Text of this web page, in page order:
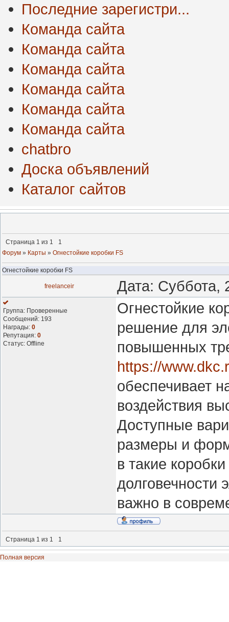
Последние зарегистри...
Команда сайта
Команда сайта
Команда сайта
Команда сайта
Команда сайта
Команда сайта
chatbro
Доска объявлений
Каталог сайтов
Страница 1 из 1
1
Форум » Карты » Огнестойкие коробки FS
Огнестойкие коробки FS
freelanceir Дата:
Группа: Проверенные
Сообщений: 193
Награды: 0
Репутация: 0
Статус: Offline
Огнестойкие
решение для
повышенных
https://
обеспечивает
воздействия
Доступные
размеры и
в такие
долговечности
важно в
Страница 1 из 1 1
Полная версия